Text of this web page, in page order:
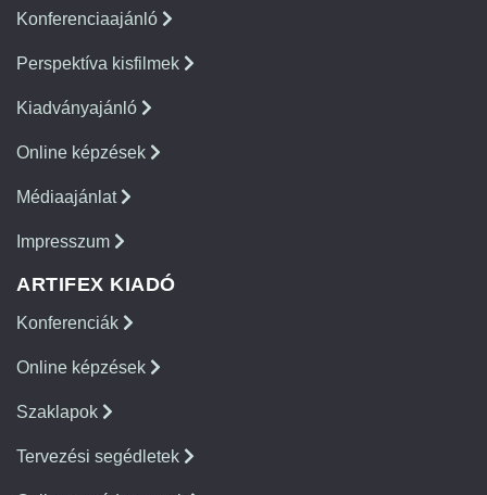
Konferenciaajánló
Perspektíva kisfilmek
Kiadványajánló
Online képzések
Médiaajánlat
Impresszum
ARTIFEX KIADÓ
Konferenciák
Online képzések
Szaklapok
Tervezési segédletek